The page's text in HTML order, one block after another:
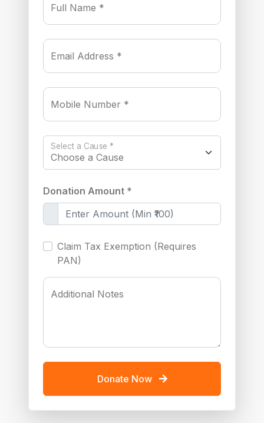
Full Name *
Email Address *
Mobile Number *
Select a Cause *
Donation Amount *
Claim Tax Exemption (Requires
PAN)
Additional Notes
Donate Now